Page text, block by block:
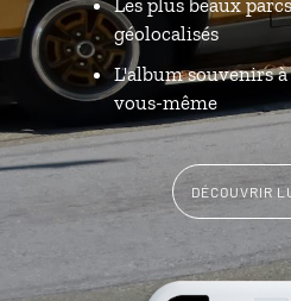
géolocalisés
L'album souvenirs
vous-même
DÉCOUVRIR